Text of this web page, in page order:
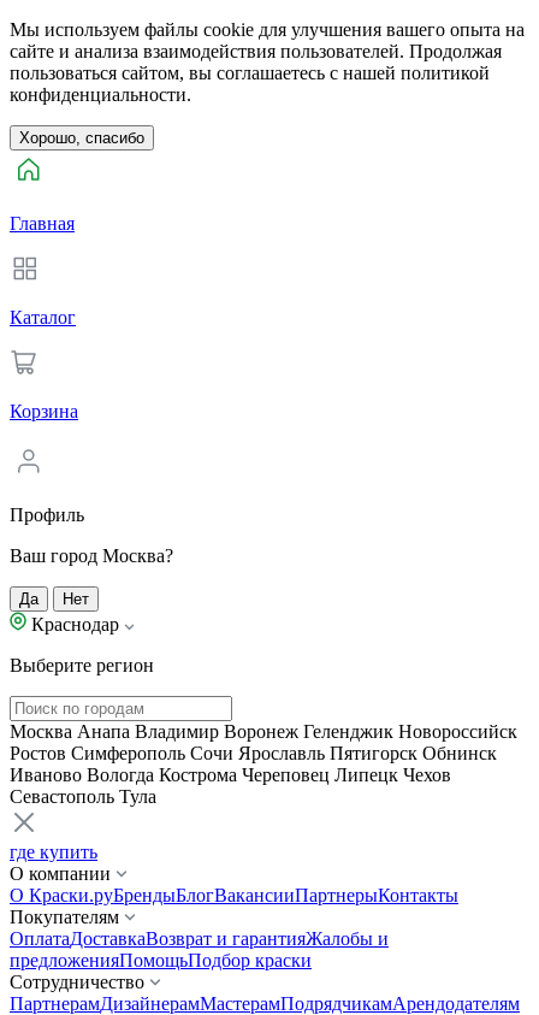
Мы используем файлы cookie для улучшения вашего опыта на
сайте и анализа взаимодействия пользователей. Продолжая
пользоваться сайтом, вы соглашаетесь с нашей политикой
конфиденциальности.
Хорошо, спасибо
Главная
Каталог
Корзина
Профиль
Ваш город Москва?
Да Нет
Краснодар
Выберите регион
Москва Анапа Владимир Воронеж Геленджик Новороссийск
Ростов Симферополь Сочи Ярославль Пятигорск Обнинск
Иваново Вологда Кострома Череповец Липецк Чехов
Севастополь Тула
где купить
О компании
О Краски.руБрендыБлогВакансииПартнерыКонтакты
Покупателям
ОплатаДоставкаВозврат и гарантияЖалобы и
предложенияПомощьПодбор краски
Сотрудничество
ПартнерамДизайнерамМастерамПодрядчикамАрендодателям